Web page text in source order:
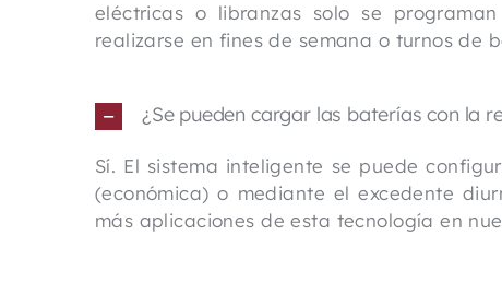
eléctricas o libranzas solo se
realizarse en fines de semana o turnos de
¿Se pueden cargar las baterías con la
Sí. El sistema inteligente se puede
(económica) o mediante el excedente
más aplicaciones de esta tecnología en